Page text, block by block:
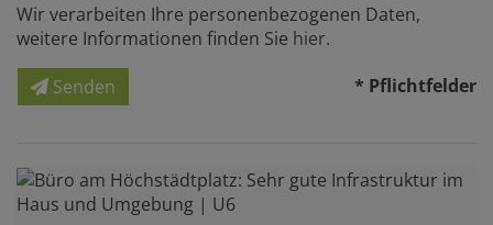
Wir verarbeiten Ihre personenbezogenen Daten,
weitere Informationen finden Sie hier.
Senden
* Pflichtfelder